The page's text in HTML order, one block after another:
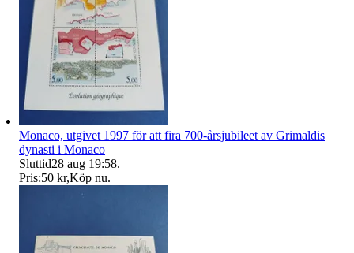
Monaco, utgivet 1997 för att fira 700-årsjubileet av Grimaldis
dynasti i Monaco
Sluttid28 aug 19:58.
Pris:50 kr,Köp nu.